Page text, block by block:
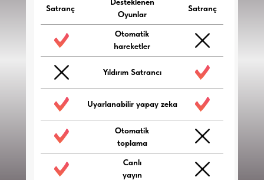
Oyunlar
Otomatik
hareketler
Yıldırım Satrancı
Uyarlanabilir yapay zeka
Otomatik
toplama
Canlı
yayın
Satranç Satranç